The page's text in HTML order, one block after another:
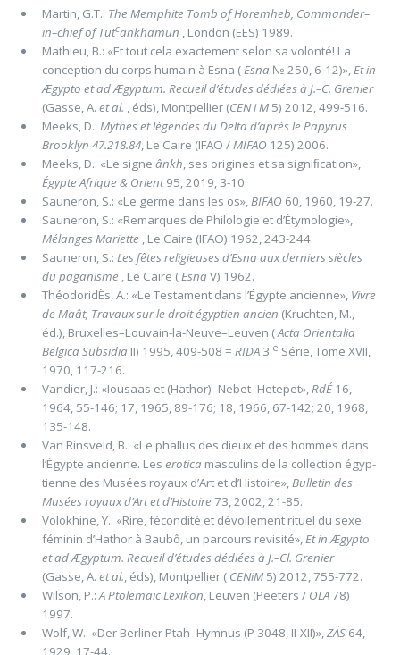
Martin, G.T.: The Memphite Tomb of Horemheb, Commander–
in–chief of Tutcankhamun , London (EES) 1989.
Mathieu, B.: «Et tout cela exactement selon sa volonté! La
conception du corps humain à Esna (Esna № 250, 6-12)»,Et in
Ægypto et ad Ægyptum. Recueil d’études dédiées à J.–C. Grenier
(Gasse, A. et al. , éds), Montpellier (CEN i M5) 2012, 499-516.
Meeks, D.: Mythes et légendes du Delta d’après le Papyrus
Brooklyn 47.218.84, Le Caire (IFAO /MIFAO 125) 2006.
Meeks, D.: «Le signe ânkh, ses origines et sa signiﬁcation»,
Égypte Afrique & Orient95, 2019, 3-10.
Sauneron, S.: «Le germe dans les os»,BIFAO 60, 1960, 19-27.
Sauneron, S.: «Remarques de Philologie et d’Étymologie»,
Mélanges Mariette , Le Caire (IFAO) 1962, 243-244.
Sauneron, S.: Les fêtes religieuses d’Esna aux derniers siècles
du paganisme , Le Caire (Esna V) 1962.
ThéodoridÈs, A.: «Le Testament dans l’Égypte ancienne», Vivre
de Maât, Travaux sur le droit égyptien ancien (Kruchten, M.,
éd.), Bruxelles–Louvain-la-Neuve–Leuven (Acta Orientalia
Belgica Subsidia II) 1995, 409-508 = RIDA3 e Série, Tome XVII,
1970, 117-216.
Vandier, J.: «Iousaas et (Hathor)–Nebet–Hetepet»,RdÉ16,
1964, 55-146; 17, 1965, 89-176; 18, 1966, 67-142; 20, 1968,
135-148.
Van Rinsveld, B.: «Le phallus des dieux et des hommes dans
l’Égypte ancienne. Les erotica masculins de la collection égyp­
tienne des Musées royaux d’Art et d’Histoire»,Bulletin des
Musées royaux d’Art et d’Histoire 73, 2002, 21-85.
Volokhine, Y.: «Rire, fécondité et dévoilement rituel du sexe
féminin d’Hathor à Baubô, un parcours revisité»,Et inÆgypto
et ad Ægyptum. Recueil d’études dédiées à J.–Cl. Grenier
(Gasse, A. et al., éds), Montpellier ( CENiM5) 2012, 755-772.
Wilson, P.:A Ptolemaic Lexikon, Leuven (Peeters / OLA78)
1997.
Wolf, W.: «Der Berliner Ptah–Hymnus (P 3048, II-XII)»,ZÄS 64,
1929, 17-44.